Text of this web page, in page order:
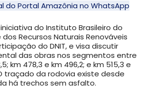
do Portal Amazônia no WhatsApp
do Instituto Brasileiro do
Recursos Naturais Renováveis
do DNIT, e visa discutir
das obras nos segmentos entre
km 478,3 e km 496,2; e km 515,3 e
traçado da rodovia existe desde
há trechos sem asfalto.